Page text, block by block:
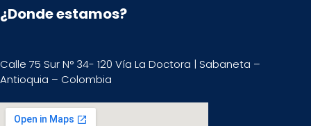
¿Donde estamos?
Calle 75 Sur N° 34- 120 Vía La Doctora | Sabaneta –
Antioquia – Colombia